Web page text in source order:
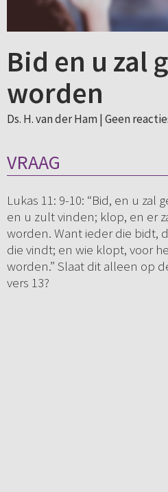
Bid en u zal
worden
Ds. H. van der Ham | Geen
VRAAG
Lukas 11: 9-10: “Bid, en u zal
en u zult vinden; klop, en er
worden. Want ieder die bidt,
die vindt; en wie klopt, voor
worden.” Slaat dit alleen op
vers 13?